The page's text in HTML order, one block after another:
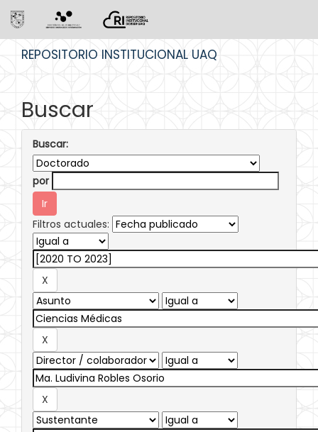
REPOSITORIO INSTITUCIONAL UAQ
Buscar
Buscar:
por
Filtros actuales: